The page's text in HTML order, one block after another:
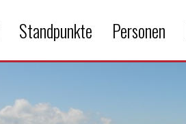
Standpunkte Personen